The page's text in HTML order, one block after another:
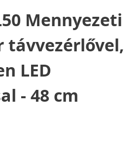
Mennyezeti
LED
- 48 cm